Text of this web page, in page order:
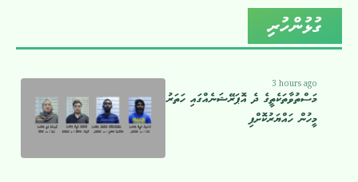
ގުޅުންހުރި
3 hours ago
މަސްތުވާތަކެތީގެ ދެ އޮޕަރޭޝަނެއްގައި ހަތަރު
މީހުން ހައްޔަރުކޮށްފި